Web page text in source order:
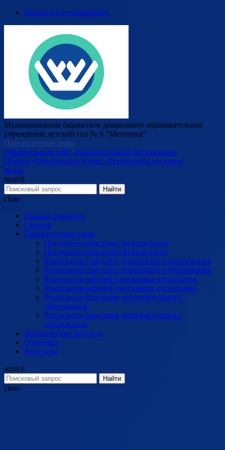
Перейти к содержимому
Муниципальное бюджетное дошкольное образовательное
учреждение детский сад № 9 "Метелица"
Приоритетные темы
Официальный сайт образовательной организации
Портал «Образование Югры. Приоритеты региона»
меню
search
Найти
close
Главная страница
Главная
Приоритетные темы
Предметно-пространственная среда
Предметно-пространственная среда
Реализация стандарта дошкольного образования
Реализация стандарта дошкольного образования
Реализация рабочей программы воспитания
Реализация рабочей программы воспитания
Реализация программ дополнительного
образования
Реализация программ дополнительного
образования
Тематические ресурсы
О проекте
Контакты
search
Найти
close